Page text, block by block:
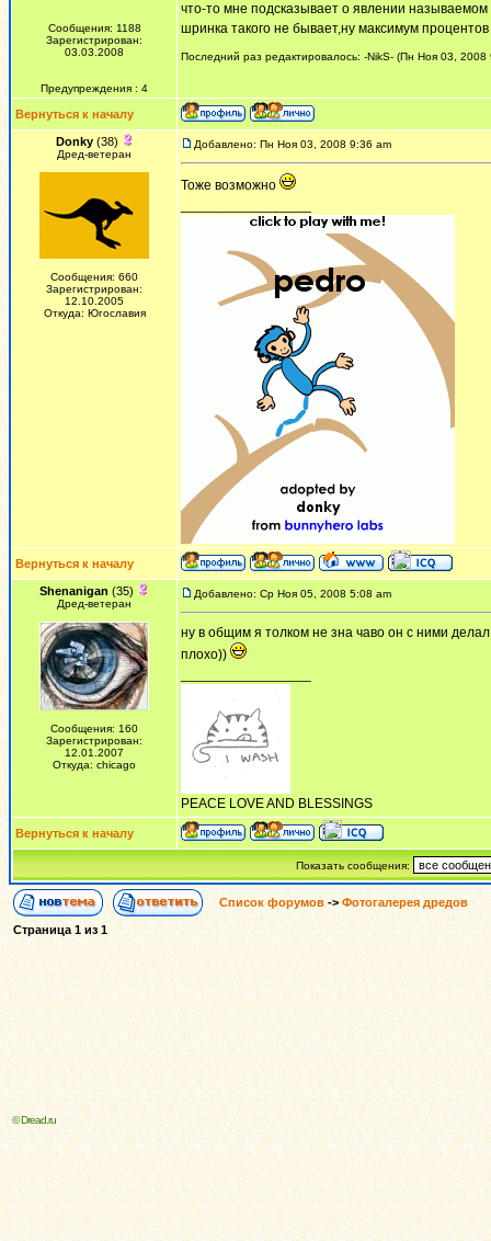
Сообщения: 1188
Зарегистрирован:
03.03.2008
Предупреждения : 4
что-то мне подсказывает о явлении
шринка такого не бывает,ну максимум
Последний раз редактировалось: -NikS- (Пн Ноя 03, 2008
Вернуться к началу
Donky(38)
Дред-ветеран
Сообщения: 660
Зарегистрирован:
12.10.2005
Откуда: Югославия
Добавлено: Пн Ноя 03, 2008 9:36 am
Тоже возможно
Вернуться к началу
Shenanigan (35)
Дред-ветеран
Сообщения: 160
Зарегистрирован:
12.01.2007
Откуда: chicago
Добавлено: Ср Ноя 05, 2008 5:08 am
ну в общим я толком не зна чаво он с ними
плохо))
PEACE LOVE AND BLESSINGS
Вернуться к началу
Показать сообщения:
Список форумов -> Фотогалерея дредов
Страница 1 из 1
© Dread.ru